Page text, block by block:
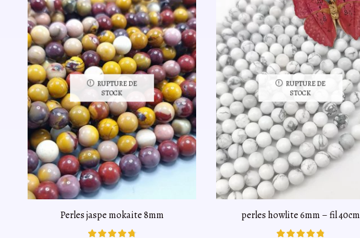
RUPTURE DE
STOCK
Perles jaspe mokaite 8mm
RUPTURE DE
STOCK
perles howlite 6mm – fil 40cm